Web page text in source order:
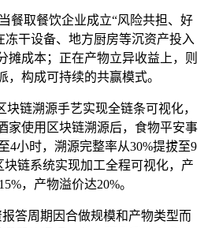
取餐饮企业成立“风险共担、好
冻干设备、地方厨房等沉资产投入
摊成本；正在产物立异收益上，则
，构成可持续的共赢模式。
链溯源手艺实现全链条可视化，
家使用区块链溯源后，食物平安事
4小时，溯源完整率从30%提拔至9
链系统实现加工全程可视化，产
，产物溢价达20%。
周期因合做规模和产物类型而